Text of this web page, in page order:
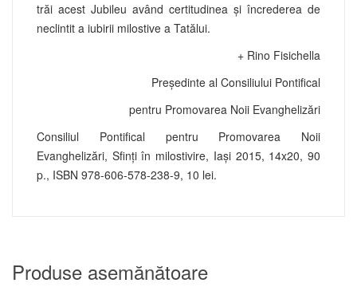
trăi acest Jubileu având certitudinea şi încrederea de
neclintit a iubirii milostive a Tatălui.
+ Rino Fisichella
Preşedinte al Consiliului Pontifical
pentru Promovarea Noii Evanghelizări
Consiliul Pontifical pentru Promovarea Noii
Evanghelizări, Sfinți în milostivire, Iași 2015, 14x20, 90
p., ISBN 978-606-578-238-9, 10 lei.
Produse asemănătoare